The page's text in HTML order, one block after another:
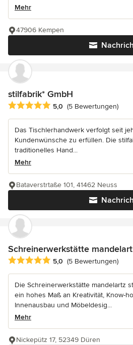
Mehr
47906 Kempen
stilfabrik* GmbH
Durchschnittliche Bewertung: 5 von
5,0 (5 Bewertungen)
Das Tischlerhandwerk verfolgt seit
Kundenwünsche zu erfüllen. Die
traditionelles Hand...
Mehr
Bataverstrtaße 101, 41462 Neuss
Schreinerwerkstätte
Durchschnittliche Bewertung: 5 von
5,0 (5 Bewertungen)
Die Schreinerwerkstätte mandelartz
ein hohes Maß an Kreativität, Know-
Innenausbau und Möbeldesig...
Mehr
Nickepütz 17, 52349 Düren